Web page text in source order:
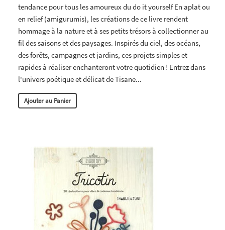
tendance pour tous les amoureux du do it yourself En aplat ou
en relief (amigurumis), les créations de ce livre rendent
hommage à la nature et à ses petits trésors à collectionner au
fil des saisons et des paysages. Inspirés du ciel, des océans,
des forêts, campagnes et jardins, ces projets simples et
rapides à réaliser enchanteront votre quotidien ! Entrez dans
l'univers poétique et délicat de Tisane...
Ajouter au Panier